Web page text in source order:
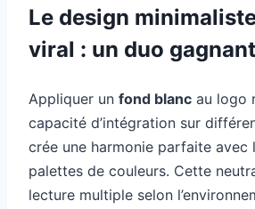
Le design
viral : un duo gagnant
Appliquer un fond blanc au logo
capacité d’intégration sur
crée une harmonie parfaite avec
palettes de couleurs. Cette
lecture multiple selon